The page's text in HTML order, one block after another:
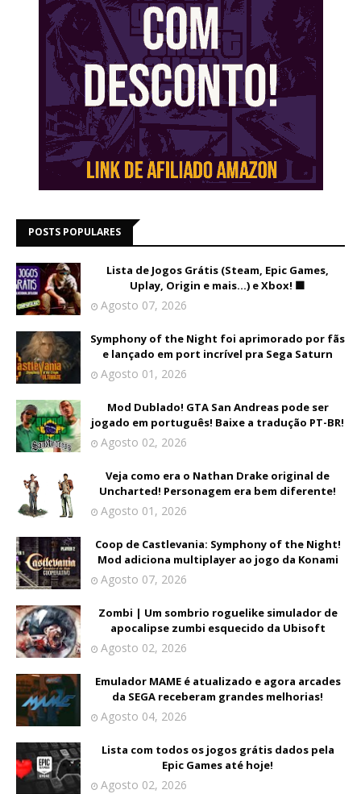
POSTS POPULARES
Lista de Jogos Grátis (Steam, Epic Games,
Uplay, Origin e mais...) e Xbox! 🟩
Agosto 07, 2026
Symphony of the Night foi aprimorado por fãs
e lançado em port incrível pra Sega Saturn
Agosto 01, 2026
Mod Dublado! GTA San Andreas pode ser
jogado em português! Baixe a tradução PT-BR!
Agosto 02, 2026
Veja como era o Nathan Drake original de
Uncharted! Personagem era bem diferente!
Agosto 01, 2026
Coop de Castlevania: Symphony of the Night!
Mod adiciona multiplayer ao jogo da Konami
Agosto 07, 2026
Zombi | Um sombrio roguelike simulador de
apocalipse zumbi esquecido da Ubisoft
Agosto 02, 2026
Emulador MAME é atualizado e agora arcades
da SEGA receberam grandes melhorias!
Agosto 04, 2026
Lista com todos os jogos grátis dados pela
Epic Games até hoje!
Agosto 02, 2026